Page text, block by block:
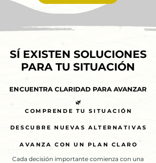
SÍ EXISTEN SOLUCIONES
PARA TU SITUACIÓN
SÍ EXISTEN SOLUCIONES
PARA TU SITUACIÓN
ENCUENTRA CLARIDAD PARA AVANZAR
ENCUENTRA CLARIDAD PARA AVANZAR
🌿
COMPRENDE TU SITUACIÓN
DESCUBRE NUEVAS ALTERNATIVAS
AVANZA CON UN PLAN CLARO
🌿
COMPRENDE TU SITUACIÓN
DESCUBRE NUEVAS ALTERNATIVAS
AVANZA CON UN PLAN CLARO
Cada decisión importante comienza con una